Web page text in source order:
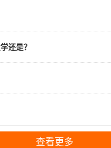
还是？
查看更多